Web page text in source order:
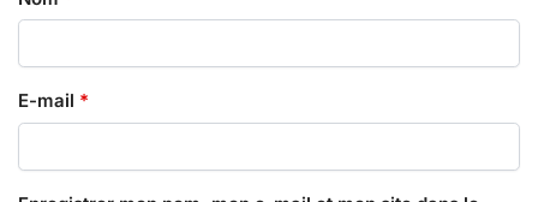
E-mail *